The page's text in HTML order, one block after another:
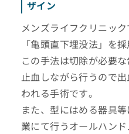
ザイン
メンズライフクリニッ
「亀頭直下埋没法」を
この手法は切除が必要な
止血しながら行うので
われる手術です。
また、型にはめる器具
業にて行うオールハン